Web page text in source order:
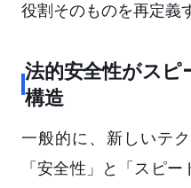
役割そのものを再定義
法的安全性がスピ
構造
一般的に、新しいテ
「安全性」と「スピ